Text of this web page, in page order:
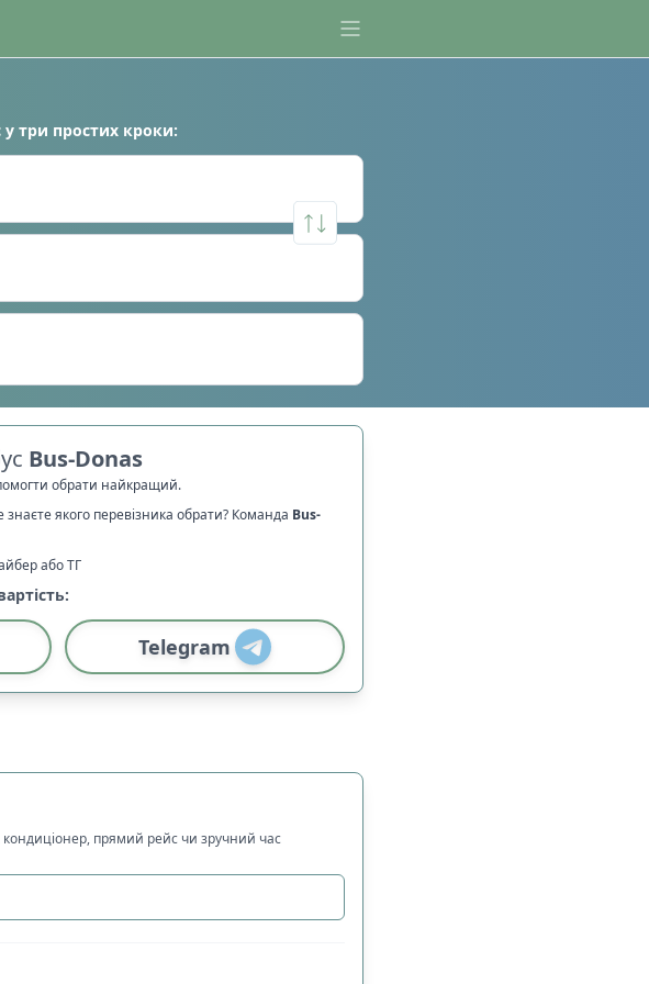
у три простих кроки:
Bus-Donas
обрати найкращий.
знаєте якого перевізника обрати? Команда Bus-
або ТГ
Telegram
прямий рейс чи зручний час